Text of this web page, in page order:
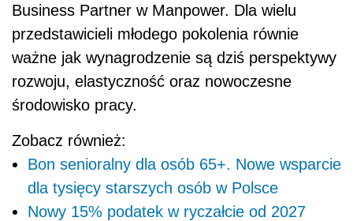
Business Partner w Manpower. Dla wielu
przedstawicieli młodego pokolenia równie
ważne jak wynagrodzenie są dziś perspektywy
rozwoju, elastyczność oraz nowoczesne
środowisko pracy.
Zobacz również:
Bon senioralny dla osób 65+. Nowe wsparcie
dla tysięcy starszych osób w Polsce
Nowy 15% podatek w ryczałcie od 2027